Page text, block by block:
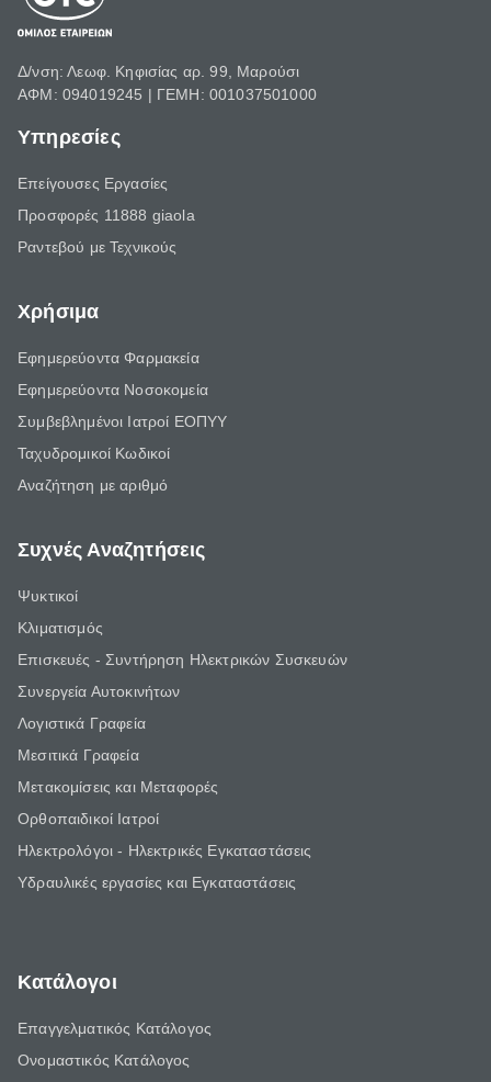
Δ/νση: Λεωφ. Κηφισίας αρ. 99, Μαρούσι
ΑΦΜ: 094019245 | ΓΕΜΗ: 001037501000
Υπηρεσίες
Επείγουσες Εργασίες
Προσφορές 11888 giaola
Ραντεβού με Τεχνικούς
Χρήσιμα
Εφημερεύοντα Φαρμακεία
Εφημερεύοντα Νοσοκομεία
Συμβεβλημένοι Ιατροί ΕΟΠΥΥ
Ταχυδρομικοί Κωδικοί
Αναζήτηση με αριθμό
Συχνές Αναζητήσεις
Ψυκτικοί
Κλιματισμός
Επισκευές - Συντήρηση Ηλεκτρικών Συσκευών
Συνεργεία Αυτοκινήτων
Λογιστικά Γραφεία
Μεσιτικά Γραφεία
Μετακομίσεις και Μεταφορές
Ορθοπαιδικοί Ιατροί
Ηλεκτρολόγοι - Ηλεκτρικές Εγκαταστάσεις
Υδραυλικές εργασίες και Εγκαταστάσεις
Κατάλογοι
Επαγγελματικός Κατάλογος
Ονομαστικός Κατάλογος